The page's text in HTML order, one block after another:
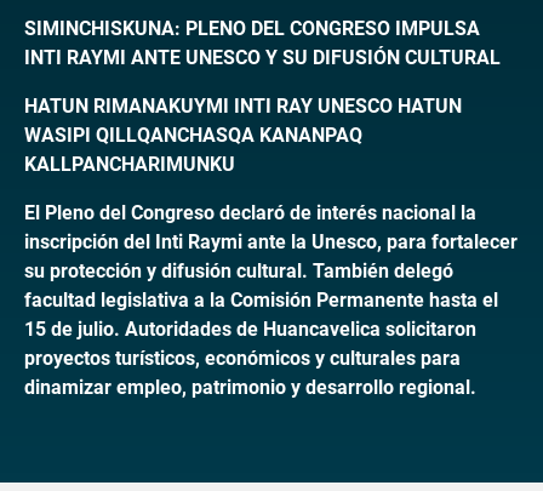
SIMINCHISKUNA: PLENO DEL CONGRESO IMPULSA
INTI RAYMI ANTE UNESCO Y SU DIFUSIÓN CULTURAL
HATUN RIMANAKUYMI INTI RAY UNESCO HATUN
WASIPI QILLQANCHASQA KANANPAQ
KALLPANCHARIMUNKU
El Pleno del Congreso declaró de interés nacional la
inscripción del Inti Raymi ante la Unesco, para fortalecer
su protección y difusión cultural. También delegó
facultad legislativa a la Comisión Permanente hasta el
15 de julio. Autoridades de Huancavelica solicitaron
proyectos turísticos, económicos y culturales para
dinamizar empleo, patrimonio y desarrollo regional.